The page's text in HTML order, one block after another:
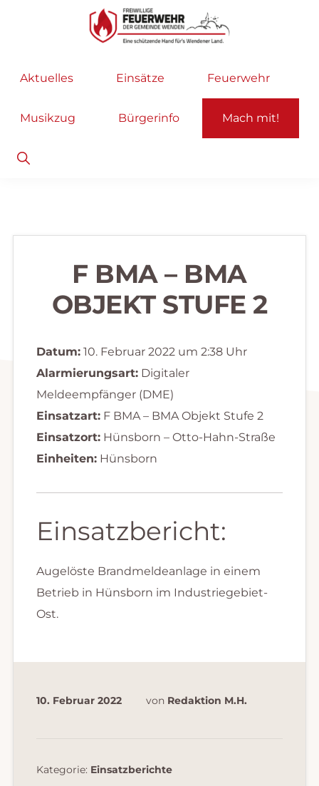
Hauptnavigation
Feuerwehr
helfen
selbstverständlich!
Aktuelles Einsätze Feuerwehr
Musikzug Bürgerinfo Mach mit!
Show
Search
F BMA – BMA
OBJEKT STUFE 2
Datum:10. Februar 2022 um 2:38 Uhr
Alarmierungsart:Digitaler
Meldeempfänger (DME)
Einsatzart:F BMA – BMA Objekt Stufe 2
Einsatzort:Hünsborn – Otto-Hahn-Straße
Einheiten:Hünsborn
Einsatzbericht:
Augelöste Brandmeldeanlage in einem
Betrieb in Hünsborn im Industriegebiet-
Ost.
10. Februar 2022 von Redaktion M.H.
Kategorie: Einsatzberichte